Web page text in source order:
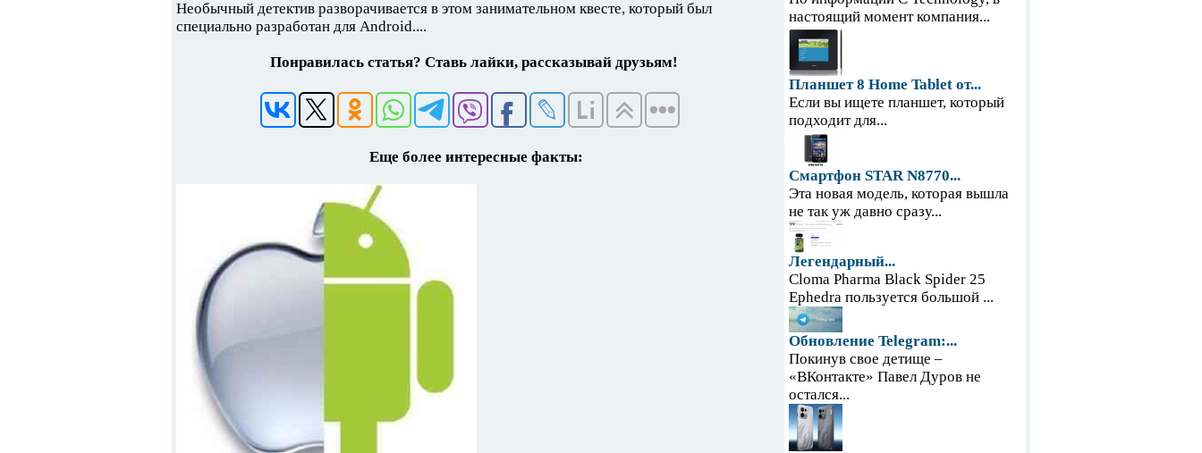
Необычный детектив разворачивается в этом занимательном квесте, который был
специально разработан для Android....
Понравилась статья? Ставь лайки, рассказывай друзьям!
Еще более интересные факты:
настоящий момент компания...
Планшет 8 Home Tablet от...
Если вы ищете планшет, который
подходит для...
Смартфон STAR N8770...
Эта новая модель, которая вышла
не так уж давно сразу...
Легендарный...
Cloma Pharma Black Spider 25
Ephedra пользуется большой ...
Обновление Telegram:...
Покинув свое детище –
«ВКонтакте» Павел Дуров не
остался...